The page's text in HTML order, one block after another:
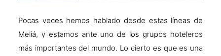
Pocas veces hemos hablado desde estas líneas de
Meliá, y estamos ante uno de los grupos hoteleros
más importantes del mundo. Lo cierto es que es una